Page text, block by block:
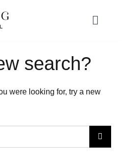
Toggle
search?
were looking for, try a new